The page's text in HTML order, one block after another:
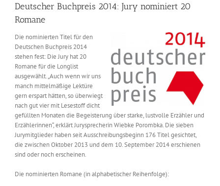
Deutscher Buchpreis 2014: Jury nominiert 20
Romane
Die nominierten Titel für den
Deutschen Buchpreis 2014
stehen fest: Die Jury hat 20
Romane für die Longlist
ausgewählt. „Auch wenn wir uns
manch mittelmäßige Lektüre
gern erspart hätten, so überwiegt
nach gut vier mit Lesestoff dicht
gefüllten Monaten die Begeisterung über starke, lustvolle Erzähler und
Erzählerinnen“, erklärt Jurysprecherin Wiebke Porombka. Die sieben
Jurymitglieder haben seit Ausschreibungsbeginn 176 Titel gesichtet,
die zwischen Oktober 2013 und dem 10. September 2014 erschienen
sind oder noch erscheinen.
Die nominierten Romane (in alphabetischer Reihenfolge):